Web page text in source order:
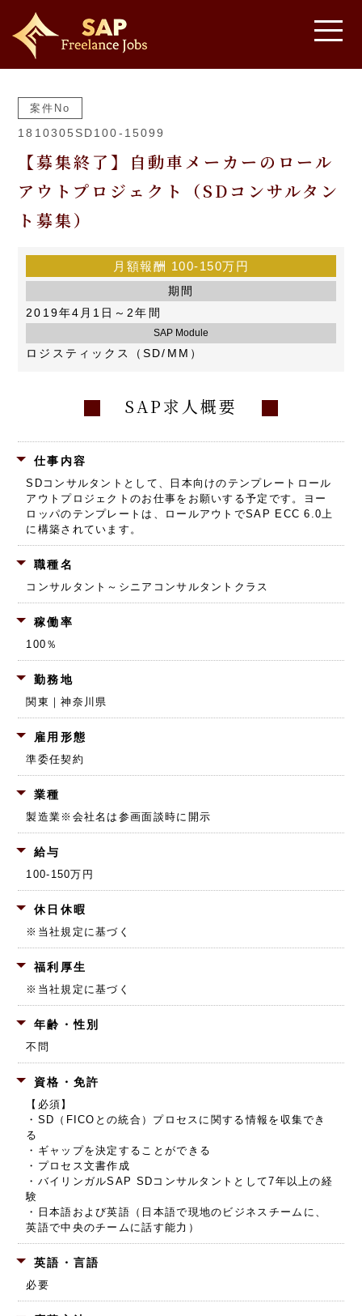
案件No
1810305SD100-15099
【募集終了】自動車メーカーのロール
アウトプロジェクト（SDコンサルタン
ト募集）
月額報酬 100-150万円
期間
2019年4月1日～2年間
SAP Module
ロジスティックス（SD/MM）
SAP求人概要
仕事内容
SDコンサルタントとして、日本向けのテンプレートロール
アウトプロジェクトのお仕事をお願いする予定です。ヨー
ロッパのテンプレートは、ロールアウトでSAP ECC 6.0上
に構築されています。
職種名
コンサルタント～シニアコンサルタントクラス
稼働率
100％
勤務地
関東｜神奈川県
雇用形態
準委任契約
業種
製造業 ※会社名は参画面談時に開示
給与
100-150万円
休日休暇
※当社規定に基づく
福利厚生
※当社規定に基づく
年齢・性別
不問
資格・免許
【必須】
・SD（FICOとの統合）プロセスに関する情報を収集でき
る
・ギャップを決定することができる
・プロセス文書作成
・バイリンガルSAP SDコンサルタントとして7年以上の経
験
・日本語および英語（日本語で現地のビジネスチームに、
英語で中央のチームに話す能力）
英語・言語
必要